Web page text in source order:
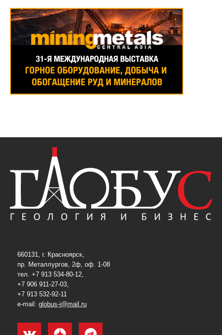
660131, г. Красноярск,
пр. Металлургов, 2ф, оф. 1-08
тел. +7 913 534-80-12,
+7 906 911-27-03,
+7 913 532-92-11
e-mail: globus-j@mail.ru